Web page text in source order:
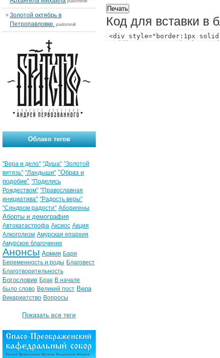
Код для вставки в
Золотой октябрь в
Петропавловке. palomnik
Облако тегов
"Вера и дело" "Душа" "Золотой
витязь" "Ландыши" "Образ и
подобие" "Поделись
Рождеством" "Православная
инициатива" "Радость веры"
"Синдром радости" Аборигены
Аборты и демография
Автокатастрофа Аксиос Акция
Алкоголизм Амурская епархия
Амурское благочиние
Анонсы Армия Бари
Беременность и роды Благовест
Благотворительность
Богословие Брак В начале
было слово Великий пост Вера
Викариатство Вопросы
Показать все теги